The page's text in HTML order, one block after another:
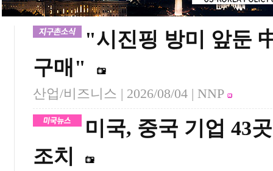
"시진핑 방미 앞둔
구매"
산업/비즈니스 | 2026/08/04 | NNP
미국, 중국 기업 43
조치